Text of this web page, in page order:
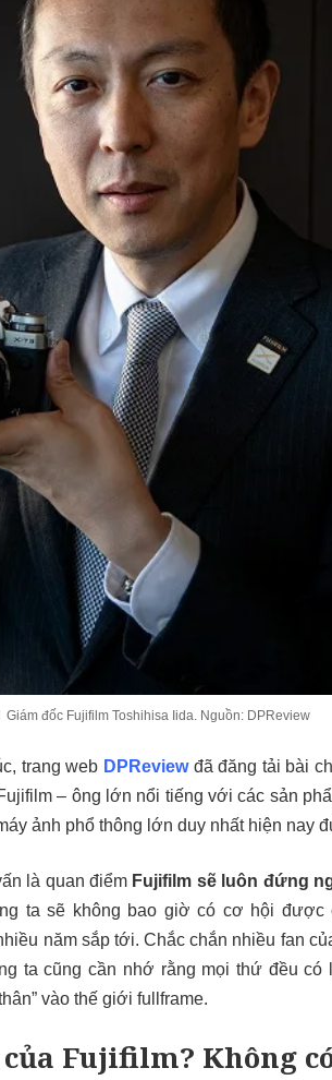
Giám đốc Fujifilm Toshihisa Iida. Nguồn: DPReview
trang web DPReviewđã đăng tải bài
– ông lớn nổi tiếng với các sản
ảnh phổ thông lớn duy nhất hiện nay
là quan điểmFujifilm sẽ luôn đứng
ta sẽ không bao giờ có cơ hội được
năm sắp tới. Chắc chắn nhiều fan
ta cũng cần nhớ rằng mọi thứ đều có
vào thế giới fullframe.
Fujifilm? Không